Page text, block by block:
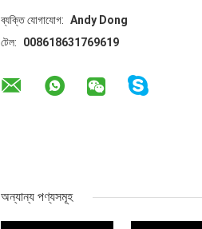
ব্যক্তি যোগাযোগ: Andy Dong
টেল:
008618631769619
অন্যান্য পণ্যসমূহ